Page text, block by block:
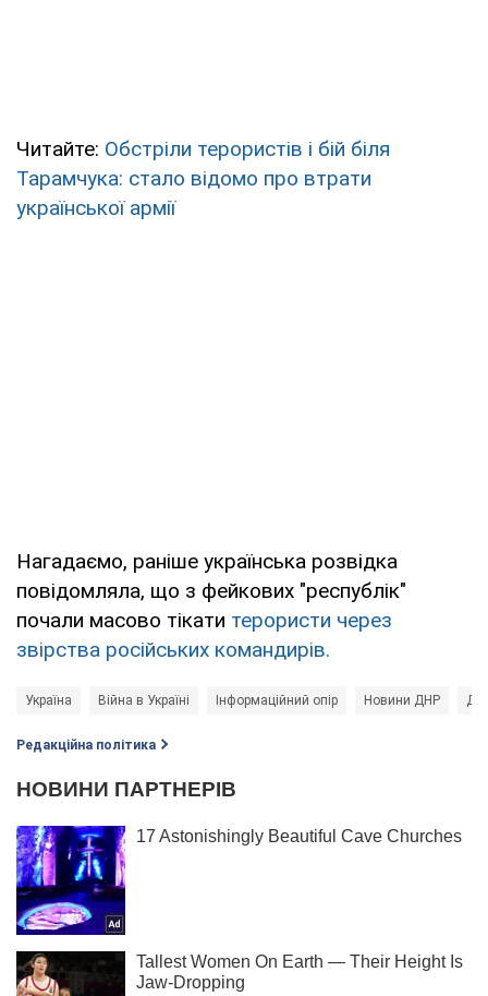
Читайте: Обстріли терористів і бій біля
Тарамчука: стало відомо про втрати
української армії
Нагадаємо, раніше українська розвідка
повідомляла, що з фейкових "республік"
почали масово тікати терористи через
звірства російських командирів.
Україна Війна в Україні Інформаційний опір Новини ДНР
Редакційна політика